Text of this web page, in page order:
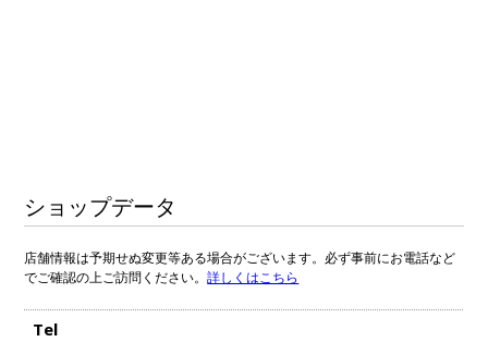
ショップデータ
店舗情報は予期せぬ変更等ある場合がございます。必ず事前にお電話など
でご確認の上ご訪問ください。詳しくはこちら
Tel